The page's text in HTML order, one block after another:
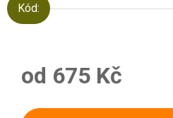
Kód:
od 675 Kč